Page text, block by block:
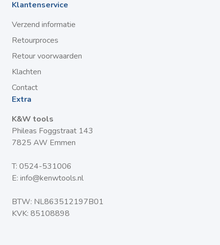
Klantenservice
Verzend informatie
Retourproces
Retour voorwaarden
Klachten
Contact
Extra
K&W tools
Phileas Foggstraat 143
7825 AW Emmen
T: 0524-531006
E: info@kenwtools.nl
BTW: NL863512197B01
KVK: 85108898